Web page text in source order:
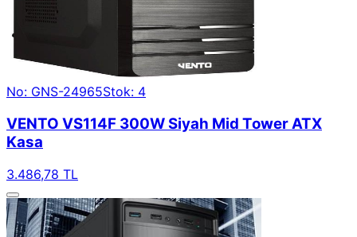
No: GNS-24965Stok: 4
VENTO VS114F 300W Siyah Mid Tower ATX
Kasa
3.486,78 TL